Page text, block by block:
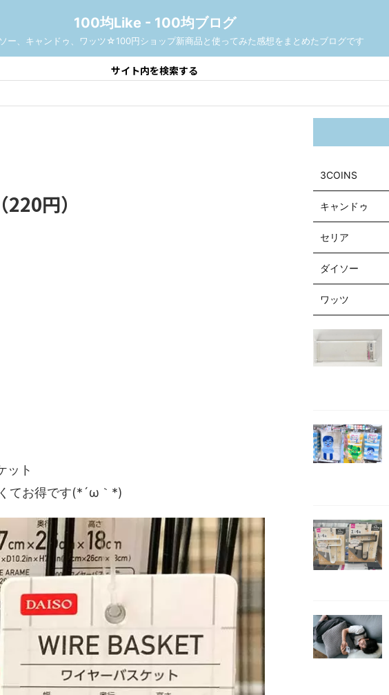
100均Like - 100均ブログ
ー、キャンドゥ、ワッツ☆100円ショップ新商品と使ってみた感想をまとめたブログです
サイト内を検索する
円）
ット
てお得です(*´ω｀*)
3COINS
キャンドゥ
セリア
ダイソー
ワッツ